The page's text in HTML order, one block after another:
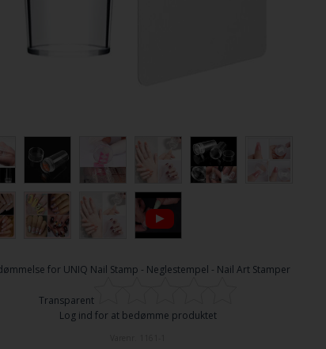
for UNIQ Nail Stamp - Neglestempel - Nail Art Stamper
Transparent
Log ind for at bedømme produktet